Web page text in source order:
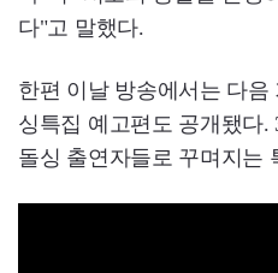
다"고 말했다.
한편 이날 방송에서는 다음
싱특집 예고편도 공개됐다.
돌싱 출연자들로 꾸며지는